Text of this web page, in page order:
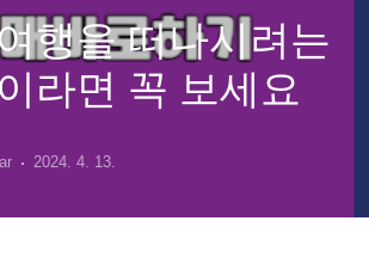
행을 떠나시려는
라면 꼭 보세요
2024. 4. 13.